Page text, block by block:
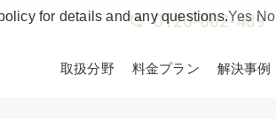
phone_in_talk 0120-002-489
取扱分野 料金プラン 解決事例
for details and any questions.Yes No